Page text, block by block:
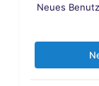
Neues